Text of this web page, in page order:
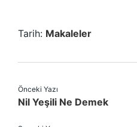
Tarih: Makaleler
Önceki Yazı
Nil Yeşili Ne Demek